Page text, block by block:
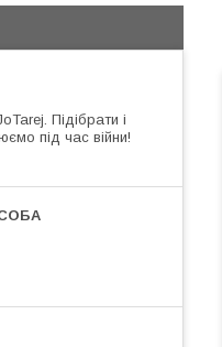
Підібрати і
під час війни!